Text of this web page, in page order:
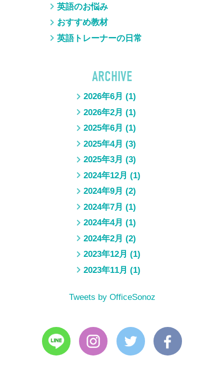
英語のお悩み
おすすめ教材
英語トレーナーの日常
ARCHIVE
2026年6月 (1)
2026年2月 (1)
2025年6月 (1)
2025年4月 (3)
2025年3月 (3)
2024年12月 (1)
2024年9月 (2)
2024年7月 (1)
2024年4月 (1)
2024年2月 (2)
2023年12月 (1)
2023年11月 (1)
Tweets by OfficeSonoz